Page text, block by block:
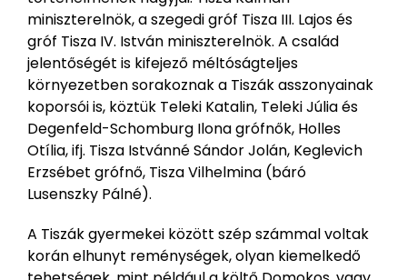
miniszterelnök, a szegedi gróf Tisza III. Lajos és
gróf Tisza IV. István miniszterelnök. A család
jelentőségét is kifejező méltóságteljes
környezetben sorakoznak a Tiszák asszonyainak
koporsói is, köztük Teleki Katalin, Teleki Júlia és
Degenfeld-Schomburg Ilona grófnők, Holles
Otília, ifj. Tisza Istvánné Sándor Jolán, Keglevich
Erzsébet grófnő, Tisza Vilhelmina (báró
Lusenszky Pálné).
A Tiszák gyermekei között szép számmal voltak
korán elhunyt reménységek, olyan kiemelkedő